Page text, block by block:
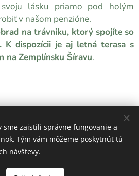
lásku priamo pod holým
v našom penzióne.
na trávniku, ktorý spojíte so
K dispozícii je aj letná terasa s
na Zemplínsku Šíravu.
poskytlPexels
sme zaistili správne fungovanie a
Tým vám môžeme poskytnúť tú
návštevy.